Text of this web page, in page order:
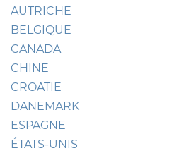
AUTRICHE
BELGIQUE
CANADA
CHINE
CROATIE
DANEMARK
ESPAGNE
ÉTATS-UNIS